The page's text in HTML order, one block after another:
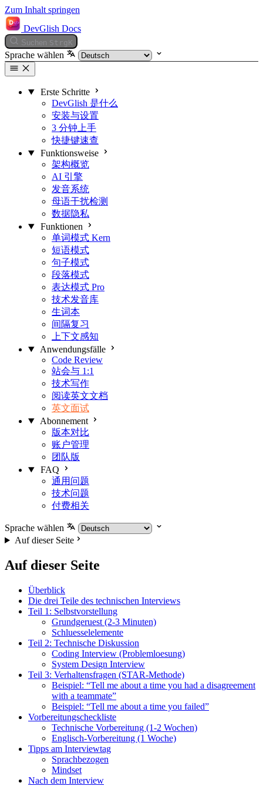
Zum Inhalt springen
DevGlish Docs
Suchen Strg K
Sprache wählen
Erste Schritte
DevGlish 是什么
安装与设置
3 分钟上手
快捷键速查
Funktionsweise
架构概览
AI 引擎
发音系统
母语干扰检测
数据隐私
Funktionen
单词模式 Kern
短语模式
句子模式
段落模式
表达模式 Pro
技术发音库
生词本
间隔复习
上下文感知
Anwendungsfälle
Code Review
站会与 1:1
技术写作
阅读英文文档
英文面试
Abonnement
版本对比
账户管理
团队版
FAQ
通用问题
技术问题
付费相关
Sprache wählen
Auf dieser Seite
Auf dieser Seite
Überblick
Die drei Teile des technischen Interviews
Teil 1: Selbstvorstellung
Grundgeruest (2-3 Minuten)
Schluesselelemente
Teil 2: Technische Diskussion
Coding Interview (Problemloesung)
System Design Interview
Teil 3: Verhaltensfragen (STAR-Methode)
Beispiel: “Tell me about a time you had a disagreement
with a teammate”
Beispiel: “Tell me about a time you failed”
Vorbereitungscheckliste
Technische Vorbereitung (1-2 Wochen)
Englisch-Vorbereitung (1 Woche)
Tipps am Interviewtag
Sprachbezogen
Mindset
Nach dem Interview